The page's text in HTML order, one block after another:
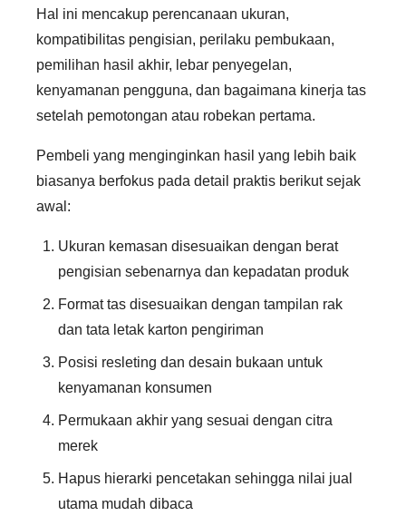
Hal ini mencakup perencanaan ukuran,
kompatibilitas pengisian, perilaku pembukaan,
pemilihan hasil akhir, lebar penyegelan,
kenyamanan pengguna, dan bagaimana kinerja tas
setelah pemotongan atau robekan pertama.
Pembeli yang menginginkan hasil yang lebih baik
biasanya berfokus pada detail praktis berikut sejak
awal:
Ukuran kemasan disesuaikan dengan berat
pengisian sebenarnya dan kepadatan produk
Format tas disesuaikan dengan tampilan rak
dan tata letak karton pengiriman
Posisi resleting dan desain bukaan untuk
kenyamanan konsumen
Permukaan akhir yang sesuai dengan citra
merek
Hapus hierarki pencetakan sehingga nilai jual
utama mudah dibaca